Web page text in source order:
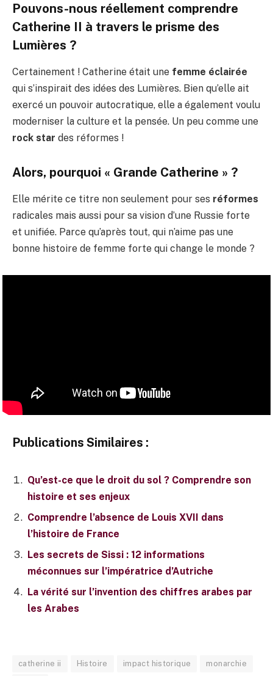
Pouvons-nous réellement comprendre
Catherine II à travers le prisme des
Lumières ?
Certainement ! Catherine était une femme éclairée
qui s’inspirait des idées des Lumières. Bien qu’elle ait
exercé un pouvoir autocratique, elle a également voulu
moderniser la culture et la pensée. Un peu comme une
rock star des réformes !
Alors, pourquoi « Grande Catherine » ?
Elle mérite ce titre non seulement pour ses réformes
radicales mais aussi pour sa vision d’une Russie forte
et unifiée. Parce qu’après tout, qui n’aime pas une
bonne histoire de femme forte qui change le monde ?
Publications Similaires :
Qu’est-ce que le droit du sol ? Comprendre son
histoire et ses enjeux
Comprendre l’absence de Louis XVII dans
l’histoire de France
Les secrets de Sissi : 12 informations
méconnues sur l’impératrice d’Autriche
La vérité sur l’invention des chiffres arabes par
les Arabes
catherine ii Histoire impact historique monarchie